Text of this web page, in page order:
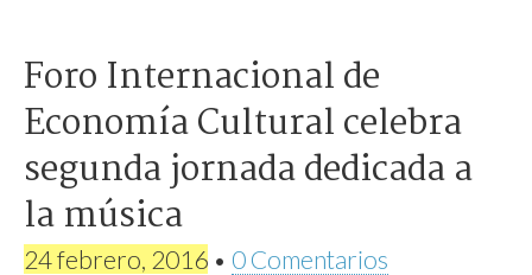
Foro Internacional de
Economía Cultural celebra
segunda jornada dedicada a
la música
24 febrero, 2016 • 0 Comentarios